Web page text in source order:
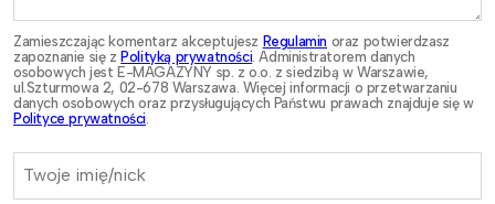
Zamieszczając komentarz akceptujesz Regulamin oraz potwierdzasz
zapoznanie się zPolityką prywatności . Administratorem danych
osobowych jest E-MAGAZYNY sp. z o.o. z siedzibą w Warszawie,
ul.Szturmowa 2, 02-678 Warszawa. Więcej informacji o przetwarzaniu
danych osobowych oraz przysługujących Państwu prawach znajduje się w
Polityce prywatności